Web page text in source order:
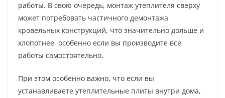
работы. В свою очередь, монтаж утеплителя сверху
может потребовать частичного демонтажа
кровельных конструкций, что значительно дольше и
хлопотнее, особенно если вы производите все
работы самостоятельно.
При этом особенно важно, что если вы
устанавливаете утеплительные плиты внутри дома,